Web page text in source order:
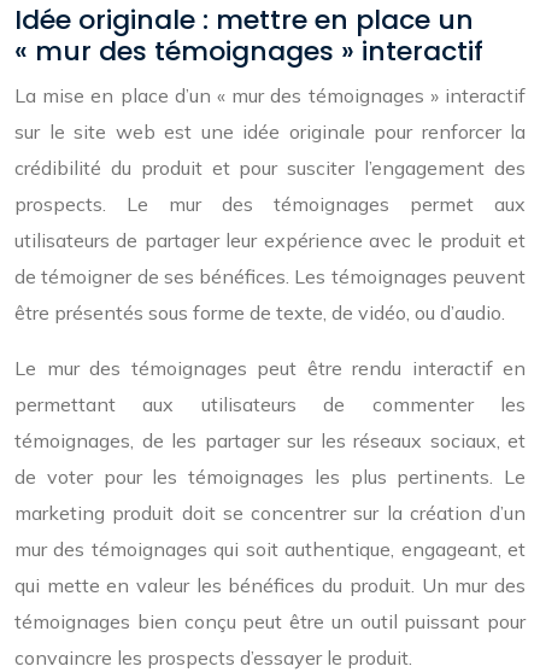
Idée originale : mettre en place un
« mur des témoignages » interactif
La mise en place d’un « mur des témoignages » interactif
sur le site web est une idée originale pour renforcer la
crédibilité du produit et pour susciter l’engagement des
prospects. Le mur des témoignages permet aux
utilisateurs de partager leur expérience avec le produit et
de témoigner de ses bénéfices. Les témoignages peuvent
être présentés sous forme de texte, de vidéo, ou d’audio.
Le mur des témoignages peut être rendu interactif en
permettant aux utilisateurs de commenter les
témoignages, de les partager sur les réseaux sociaux, et
de voter pour les témoignages les plus pertinents. Le
marketing produit doit se concentrer sur la création d’un
mur des témoignages qui soit authentique, engageant, et
qui mette en valeur les bénéfices du produit. Un mur des
témoignages bien conçu peut être un outil puissant pour
convaincre les prospects d’essayer le produit.